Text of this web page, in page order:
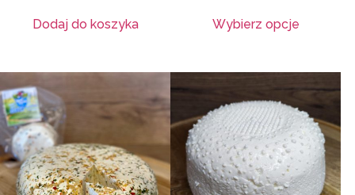
Dodaj do koszyka Wybierz opcje